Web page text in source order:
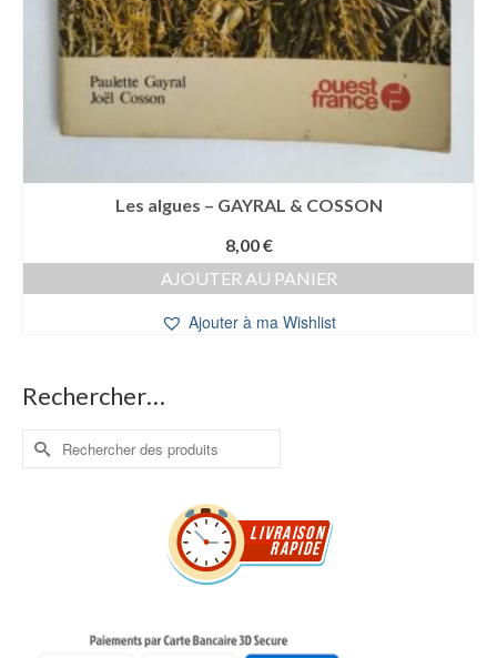
Les algues – GAYRAL & COSSON
8,00€
AJOUTER AU PANIER
Ajouter à ma Wishlist
Rechercher…
Rechercher :